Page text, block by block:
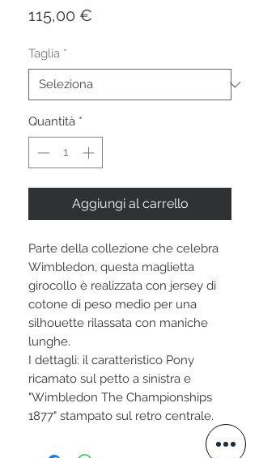
115,00 €
Taglia *
Quantità *
Aggiungi al carrello
Parte della collezione che celebra
Wimbledon, questa maglietta
girocollo è realizzata con jersey di
cotone di peso medio per una
silhouette rilassata con maniche
lunghe.
I dettagli: il caratteristico Pony
ricamato sul petto a sinistra e
"Wimbledon The Championships
1877" stampato sul retro centrale.